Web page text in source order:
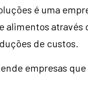
é uma
alimentos
de custos.
empresas